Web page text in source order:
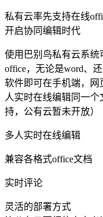
私有云率先支持在线
开启协同编辑时代
使用巴别鸟私有云系
office，无论是word、
软件即可在手机端，网
人实时在线编辑同一
持，公有云暂未开放）
多人实时在线编辑
兼容各格式office文档
实时评论
灵活的部署方式